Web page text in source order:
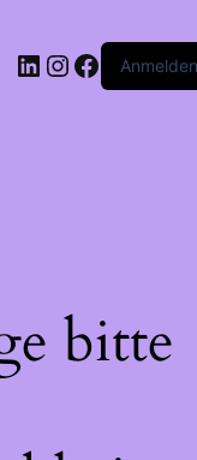
LinkedIn
Instagram
Anmelden
bitte